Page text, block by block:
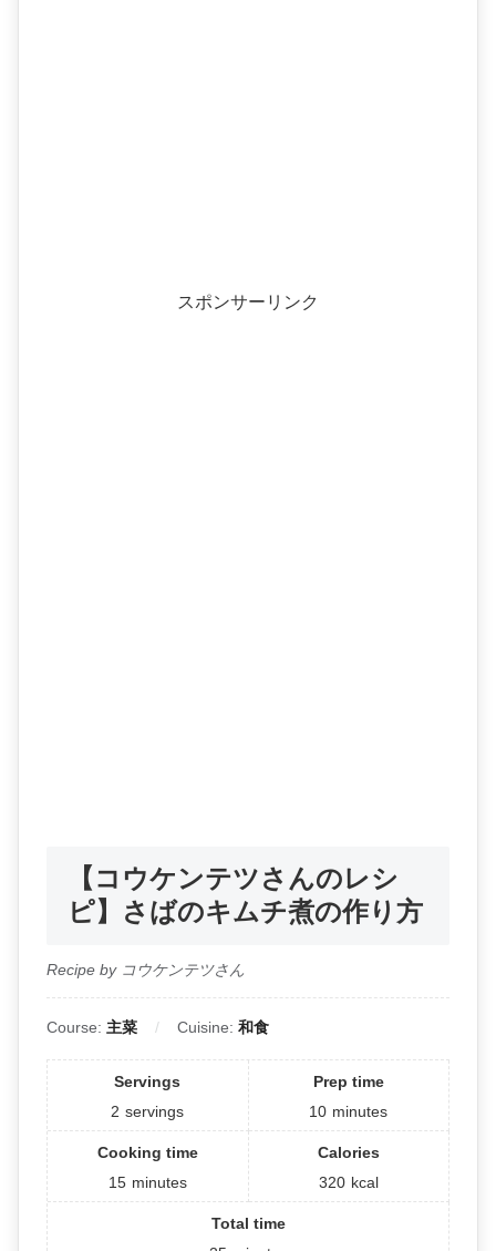
スポンサーリンク
【コウケンテツさんのレシ
ピ】さばのキムチ煮の作り方
Recipe by コウケンテツさん
Course: 主菜 Cuisine: 和食
Servings
2 servings
Prep time
10 minutes
Cooking time
15 minutes
Calories
320 kcal
Total time